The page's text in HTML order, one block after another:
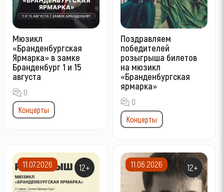
Мюзикл
«Бранденбургская
Ярмарка» в замке
Бранденбург 1 и 15
августа
0
Концерты
Поздравляем
победителей
розыгрыша билетов
на мюзикл
«Бранденбургская
ярмарка»
0
Концерты
11.07.2026 12+ 11.06.2026 12+